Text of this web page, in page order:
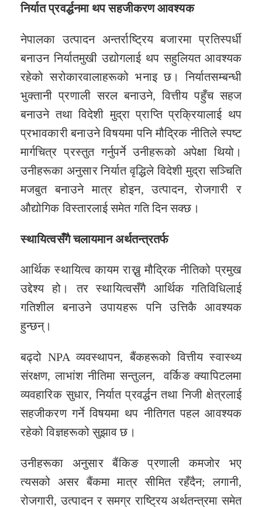
निर्यात प्रवर्द्धनमा थप सहजीकरण आवश्यक
नेपालका उत्पादन अन्तर्राष्ट्रिय बजारमा प्रतिस्पर्धी
बनाउन निर्यातमुखी उद्योगलाई थप सहुलियत आवश्यक
रहेको सरोकारवालाहरूको भनाइ छ। निर्यातसम्बन्धी
भुक्तानी प्रणाली सरल बनाउने, वित्तीय पहुँच सहज
बनाउने तथा विदेशी मुद्रा प्राप्ति प्रक्रियालाई थप
प्रभावकारी बनाउने विषयमा पनि मौद्रिक नीतिले स्पष्ट
मार्गचित्र प्रस्तुत गर्नुपर्ने उनीहरूको अपेक्षा थियो।
उनीहरूका अनुसार निर्यात वृद्धिले विदेशी मुद्रा सञ्चिति
मजबुत बनाउने मात्र होइन, उत्पादन, रोजगारी र
औद्योगिक विस्तारलाई समेत गति दिन सक्छ।
स्थायित्वसँगै चलायमान अर्थतन्त्रतर्फ
आर्थिक स्थायित्व कायम राख्नु मौद्रिक नीतिको प्रमुख
उद्देश्य हो। तर स्थायित्वसँगै आर्थिक गतिविधिलाई
गतिशील बनाउने उपायहरू पनि उत्तिकै आवश्यक
हुन्छन्।
बढ्दो NPA व्यवस्थापन, बैंकहरूको वित्तीय स्वास्थ्य
संरक्षण, लाभांश नीतिमा सन्तुलन, वर्किङ क्यापिटलमा
व्यवहारिक सुधार, निर्यात प्रवर्द्धन तथा निजी क्षेत्रलाई
सहजीकरण गर्ने विषयमा थप नीतिगत पहल आवश्यक
रहेको विज्ञहरूको सुझाव छ।
उनीहरूका अनुसार बैंकिङ प्रणाली कमजोर भए
त्यसको असर बैंकमा मात्र सीमित रहँदैन; लगानी,
रोजगारी, उत्पादन र समग्र राष्ट्रिय अर्थतन्त्रमा समेत